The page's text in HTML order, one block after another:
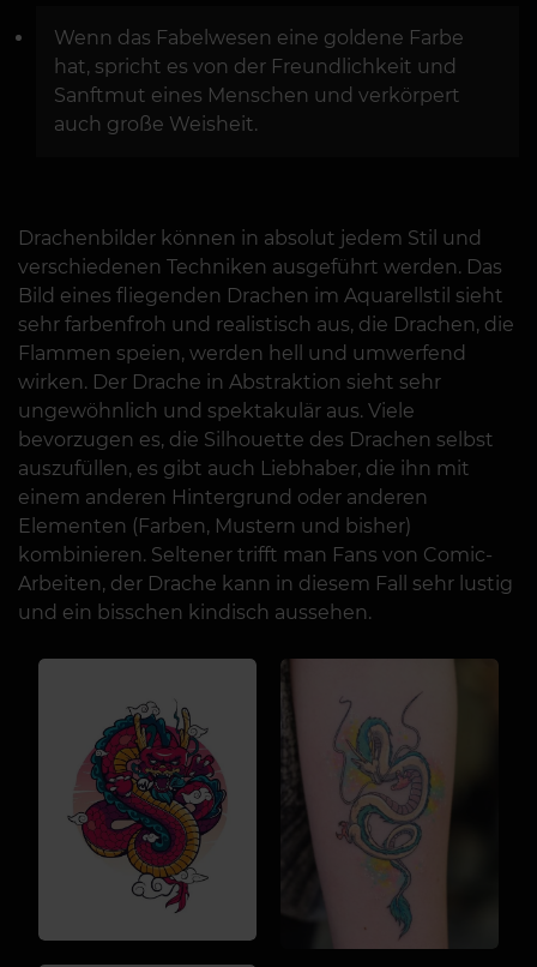
Wenn das Fabelwesen eine goldene Farbe
hat, spricht es von der Freundlichkeit und
Sanftmut eines Menschen und verkörpert
auch große Weisheit.
Drachenbilder können in absolut jedem Stil und
verschiedenen Techniken ausgeführt werden. Das
Bild eines fliegenden Drachen im Aquarellstil sieht
sehr farbenfroh und realistisch aus, die Drachen, die
Flammen speien, werden hell und umwerfend
wirken. Der Drache in Abstraktion sieht sehr
ungewöhnlich und spektakulär aus. Viele
bevorzugen es, die Silhouette des Drachen selbst
auszufüllen, es gibt auch Liebhaber, die ihn mit
einem anderen Hintergrund oder anderen
Elementen (Farben, Mustern und bisher)
kombinieren. Seltener trifft man Fans von Comic-
Arbeiten, der Drache kann in diesem Fall sehr lustig
und ein bisschen kindisch aussehen.